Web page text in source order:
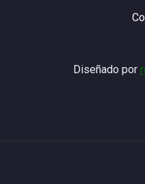
Diseñado por